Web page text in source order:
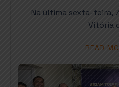
Na última sexta-feira,
Vitória
READ